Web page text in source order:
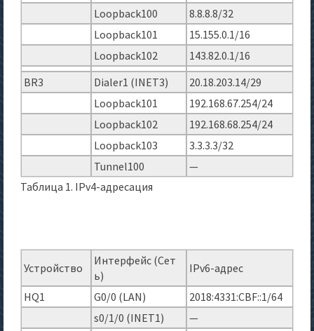
Loopback100
8.8.8.8/32
Loopback101
15.155.0.1/16
Loopback102
143.82.0.1/16
BR3
Dialer1 (INET3)
20.18.203.14/29
Loopback101
192.168.67.254/24
Loopback102
192.168.68.254/24
Loopback103
3.3.3.3/32
Tunnel100
—
Таблица 1. IPv4-адресация
Устройство
Интерфейс (Сет
ь)
IPv6-адрес
HQ1 G0/0 (LAN)
2018:4331:CBF::1/64
s0/1/0 (INET1)
—